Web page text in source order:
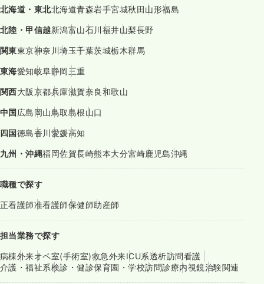
北海道・東北北海道青森岩手宮城秋田 山形福島
北陸・甲信越新潟富山石川 福井山梨長野
関東東京神奈川埼玉千葉茨城栃木群馬
東海愛知岐阜静岡三重
関西大阪京都兵庫滋賀奈良和歌山
中国 広島 岡山鳥取島根山口
四国徳島香川 愛媛高知
九州・沖縄福岡佐賀長崎熊本大分宮崎鹿児島沖縄
職種で探す
正看護師准看護師保健師助産師
担当業務で探す
病棟外来オペ室(手術室)救急外来ICU系透析訪問看護
介護・福祉系検診・健診保育園・学校訪問診療内視鏡治験関連